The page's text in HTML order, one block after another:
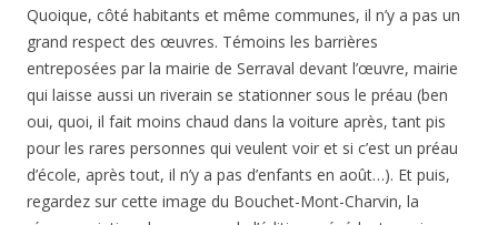
Quoique, côté habitants et même communes, il n’y a pas un
grand respect des œuvres. Témoins les barrières
entreposées par la mairie de Serraval devant l’œuvre, mairie
qui laisse aussi un riverain se stationner sous le préau (ben
oui, quoi, il fait moins chaud dans la voiture après, tant pis
pour les rares personnes qui veulent voir et si c’est un préau
d’école, après tout, il n’y a pas d’enfants en août…). Et puis,
regardez sur cette image du Bouchet-Mont-Charvin, la